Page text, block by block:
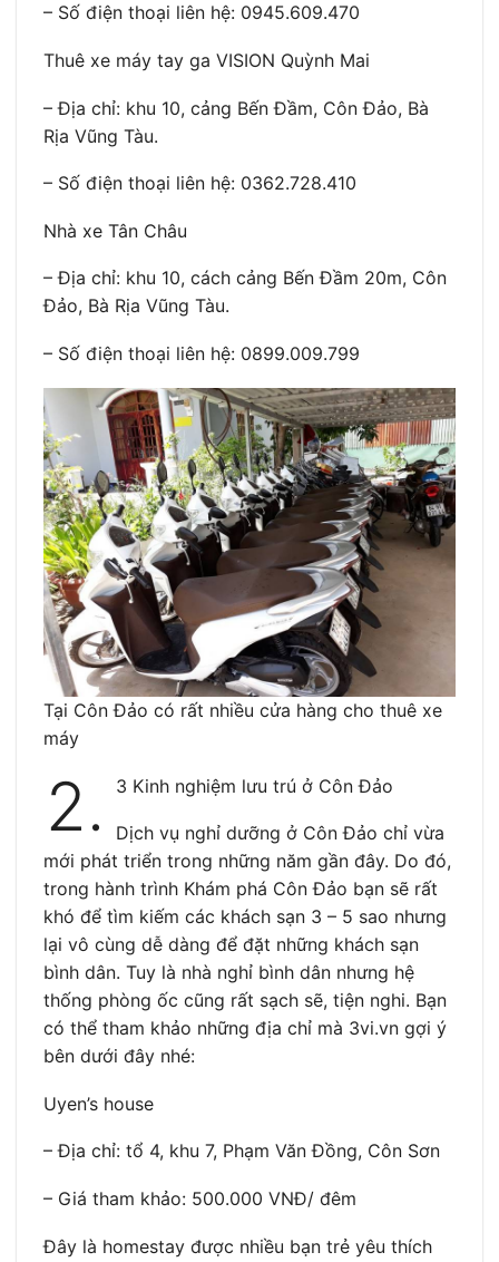
– Số điện thoại liên hệ: 0945.609.470
Thuê xe máy tay ga VISION Quỳnh Mai
– Địa chỉ: khu 10, cảng Bến Đầm, Côn Đảo, Bà
Rịa Vũng Tàu.
– Số điện thoại liên hệ: 0362.728.410
Nhà xe Tân Châu
– Địa chỉ: khu 10, cách cảng Bến Đầm 20m, Côn
Đảo, Bà Rịa Vũng Tàu.
– Số điện thoại liên hệ: 0899.009.799
Tại Côn Đảo có rất nhiều cửa hàng cho thuê xe
máy
2. 3 Kinh nghiệm lưu trú ở Côn Đảo
Dịch vụ nghỉ dưỡng ở Côn Đảo chỉ vừa
mới phát triển trong những năm gần đây. Do đó,
trong hành trình Khám phá Côn Đảo bạn sẽ rất
khó để tìm kiếm các khách sạn 3 – 5 sao nhưng
lại vô cùng dễ dàng để đặt những khách sạn
bình dân. Tuy là nhà nghỉ bình dân nhưng hệ
thống phòng ốc cũng rất sạch sẽ, tiện nghi. Bạn
có thể tham khảo những địa chỉ mà 3vi.vn gợi ý
bên dưới đây nhé:
Uyen’s house
– Địa chỉ: tổ 4, khu 7, Phạm Văn Đồng, Côn Sơn
– Giá tham khảo: 500.000 VNĐ/ đêm
Đây là homestay được nhiều bạn trẻ yêu thích